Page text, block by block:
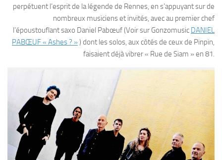
perpétuent l’esprit de la légende de Rennes, en s’appuyant sur de
nombreux musiciens et invités, avec au premier chef
l’époustouflant saxo Daniel Pabœuf (Voir sur Gonzomusic DANIEL
PABŒUF « Ashes ? » ) dont les solos, aux côtés de ceux de Pinpin,
faisaient déjà vibrer « Rue de Siam » en 81.